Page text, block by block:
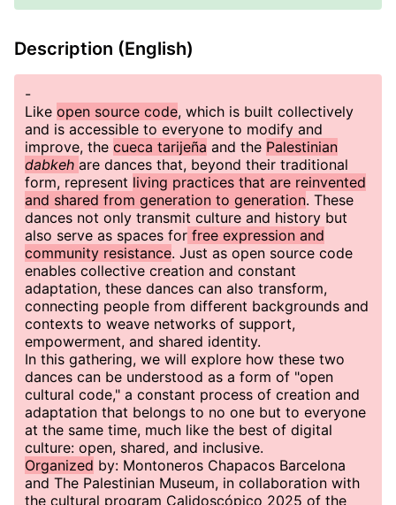
Description (English)
-
Like open source code, which is built collectively
and is accessible to everyone to modify and
improve, the cueca tarijeña and the Palestinian
dabkeh are dances that, beyond their traditional
form, represent living practices that are reinvented
and shared from generation to generation. These
dances not only transmit culture and history but
also serve as spaces for free expression and
community resistance. Just as open source code
enables collective creation and constant
adaptation, these dances can also transform,
connecting people from different backgrounds and
contexts to weave networks of support,
empowerment, and shared identity.
In this gathering, we will explore how these two
dances can be understood as a form of "open
cultural code," a constant process of creation and
adaptation that belongs to no one but to everyone
at the same time, much like the best of digital
culture: open, shared, and inclusive.
Organized by: Montoneros Chapacos Barcelona
and The Palestinian Museum, in collaboration with
the cultural program Calidoscópico 2025 of the